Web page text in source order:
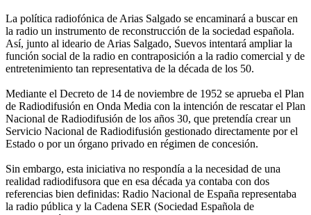
La política radiofónica de Arias Salgado se encaminará a buscar en
la radio un instrumento de reconstrucción de la sociedad española.
Así, junto al ideario de Arias Salgado, Suevos intentará ampliar la
función social de la radio en contraposición a la radio comercial y de
entretenimiento tan representativa de la década de los 50.
Mediante el Decreto de 14 de noviembre de 1952 se aprueba el Plan
de Radiodifusión en Onda Media con la intención de rescatar el Plan
Nacional de Radiodifusión de los años 30, que pretendía crear un
Servicio Nacional de Radiodifusión gestionado directamente por el
Estado o por un órgano privado en régimen de concesión.
Sin embargo, esta iniciativa no respondía a la necesidad de una
realidad radiodifusora que en esa década ya contaba con dos
referencias bien definidas: Radio Nacional de España representaba
la radio pública y la Cadena SER (Sociedad Española de